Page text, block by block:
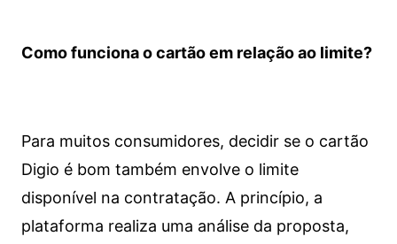
Como funciona o cartão em relação ao limite?
Para muitos consumidores, decidir se o cartão
Digio é bom também envolve o limite
disponível na contratação. A princípio, a
plataforma realiza uma análise da proposta,